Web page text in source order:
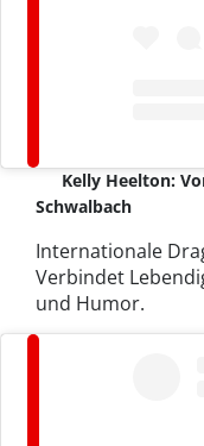
Kelly Heelton:
Schwalbach
Internationale
Verbindet
und Humor.